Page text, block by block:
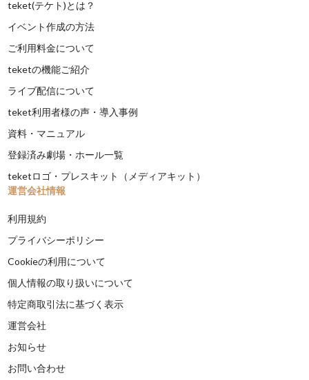
teket(テケト)とは？
イベント作成の方法
ご利用料金について
teketの機能ご紹介
ライブ配信について
teket利用者様の声・導入事例
資料・マニュアル
登録済み劇場・ホール一覧
teketロゴ・プレスキット（メディアキット）
運営会社情報
利用規約
プライバシーポリシー
Cookieの利用について
個人情報の取り扱いについて
特定商取引法に基づく表示
運営会社
お知らせ
お問い合わせ